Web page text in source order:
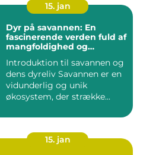
15. jan
Dyr på savannen: En
fascinerende verden fuld af
mangfoldighed og
Introduktion til savannen og
dens dyreliv Savannen er en
vidunderlig og unik
økosystem, der strække...
15. jan